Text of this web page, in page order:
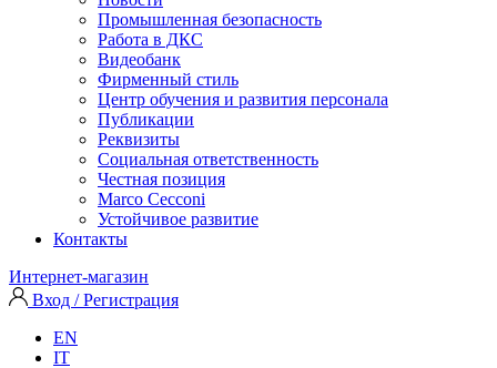
Промышленная безопасность
Работа в ДКС
Видеобанк
Фирменный стиль
Центр обучения и развития персонала
Публикации
Реквизиты
Социальная ответственность
Честная позиция
Marco Cecconi
Устойчивое развитие
Контакты
Интернет-магазин
Вход / Регистрация
EN
IT